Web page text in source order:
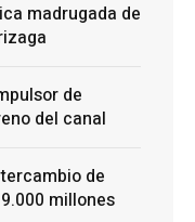
madrugada de
de
del canal
de
millones